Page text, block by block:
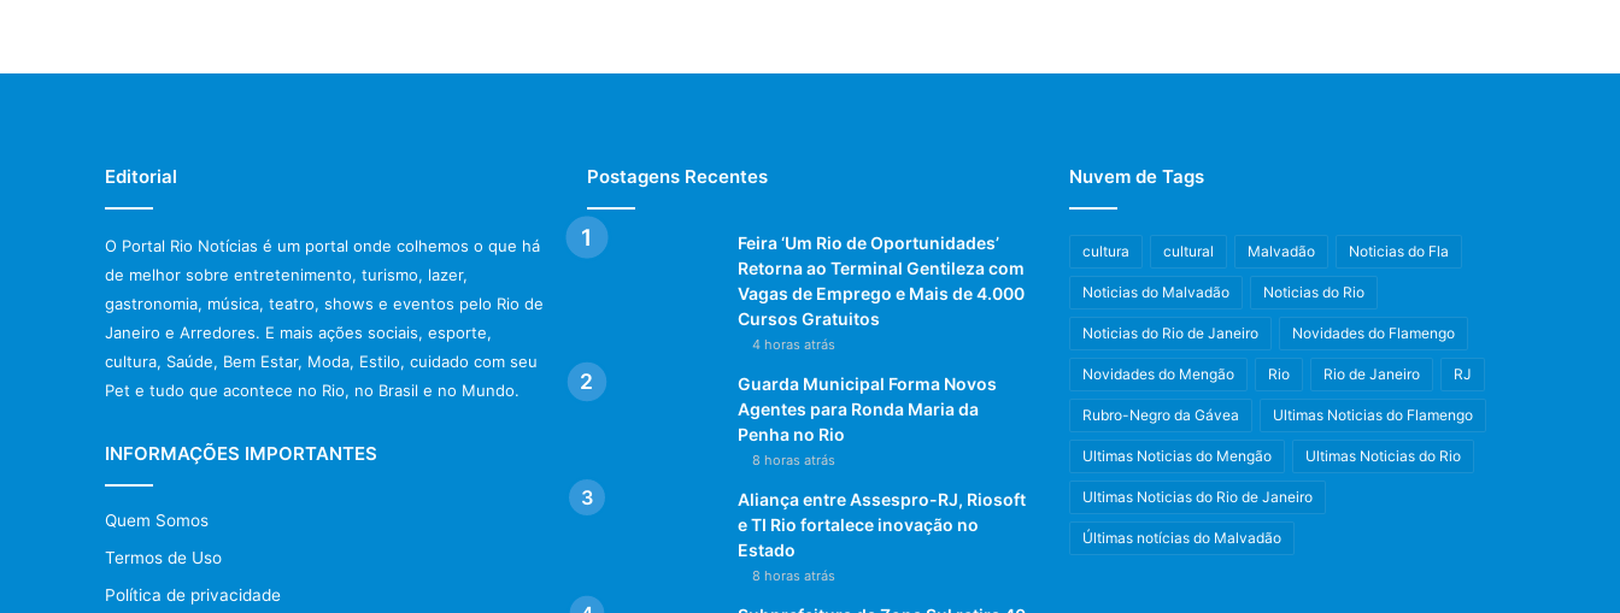
Editorial
O Portal Rio Notícias é um portal onde colhemos o que há
de melhor sobre entretenimento, turismo, lazer,
gastronomia, música, teatro, shows e eventos pelo Rio de
Janeiro e Arredores. E mais ações sociais, esporte,
cultura, Saúde, Bem Estar, Moda, Estilo, cuidado com seu
Pet e tudo que acontece no Rio, no Brasil e no Mundo.
INFORMAÇÕES IMPORTANTES
Quem Somos
Termos de Uso
Política de privacidade
Postagens Recentes
Feira ‘Um Rio de Oportunidades’
Retorna ao Terminal Gentileza com
Vagas de Emprego e Mais de 4.000
Cursos Gratuitos
4 horas atrás
Guarda Municipal Forma Novos
Agentes para Ronda Maria da
Penha no Rio
8 horas atrás
Aliança entre Assespro-RJ, Riosoft
e TI Rio fortalece inovação no
Estado
8 horas atrás
Nuvem de Tags
cultura cultural Malvadão Noticias do Fla
Noticias do Malvadão Noticias do Rio
Noticias do Rio de Janeiro Novidades do Flamengo
Novidades do Mengão Rio Rio de Janeiro RJ
Rubro-Negro da Gávea Ultimas Noticias do Flamengo
Ultimas Noticias do Mengão Ultimas Noticias do Rio
Ultimas Noticias do Rio de Janeiro
Últimas notícias do Malvadão